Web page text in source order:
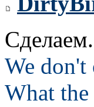
Сделаем.
We don't
What